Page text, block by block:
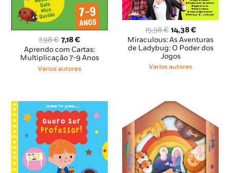
7,98€ O
preço
original
era:
7,18€O
preço
atual
é:
Aprendo com Cartas:
Multiplicação 7-9 Anos
Varios autores
15,98€ O
preço
original
era:
15,98 €.
14,38€O
preço
atual
Miraculous: As Aventuras
de Ladybug: O Poder dos
Jogos
Varios autores